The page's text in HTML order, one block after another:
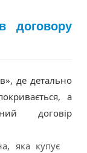
договору
де детально
а
договір
яка купує